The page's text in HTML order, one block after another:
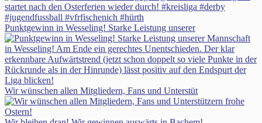
Punktgewinn in Wesseling! Starke Leistung unserer
Wir wünschen allen Mitgliedern, Fans und Unterstüt